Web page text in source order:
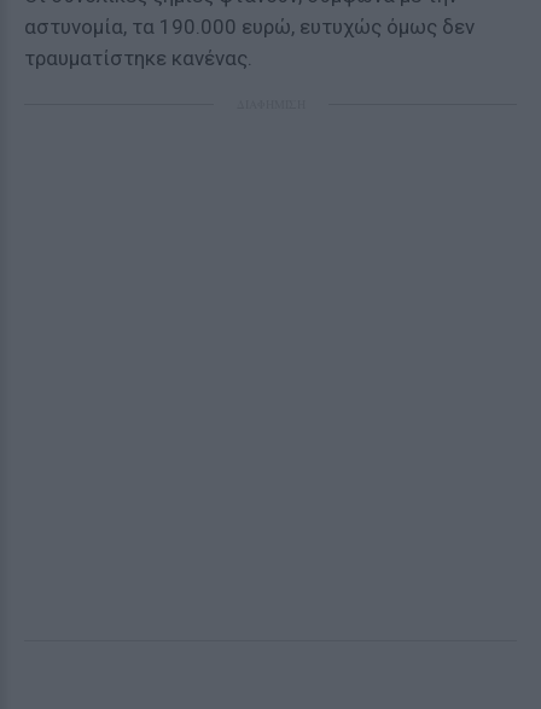
αστυνομία, τα 190.000 ευρώ, ευτυχώς όμως δεν
τραυματίστηκε κανένας.